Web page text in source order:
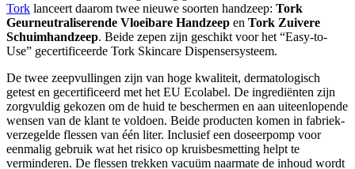
Tork lanceert daarom twee nieuwe soorten handzeep: Tork
Geurneutraliserende Vloeibare Handzeep en Tork Zuivere
Schuimhandzeep. Beide zepen zijn geschikt voor het “Easy-to-
Use” gecertificeerde Tork Skincare Dispensersysteem.
De twee zeepvullingen zijn van hoge kwaliteit, dermatologisch
getest en gecertificeerd met het EU Ecolabel. De ingrediënten zijn
zorgvuldig gekozen om de huid te beschermen en aan uiteenlopende
wensen van de klant te voldoen. Beide producten komen in fabriek-
verzegelde flessen van één liter. Inclusief een doseerpomp voor
eenmalig gebruik wat het risico op kruisbesmetting helpt te
verminderen. De flessen trekken vacuüm naarmate de inhoud wordt